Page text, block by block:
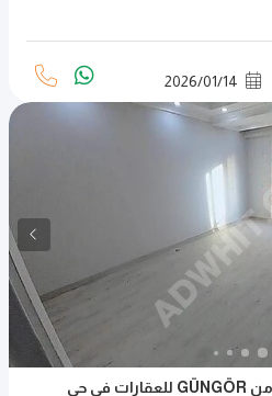
2026/01/14
شقة جديدة دور وسط للبيع من GÜNGÖR للعقارات في حي